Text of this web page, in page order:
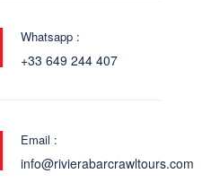
Whatsapp :
+33 649 244 407
Email :
info@rivierabarcrawltours.com